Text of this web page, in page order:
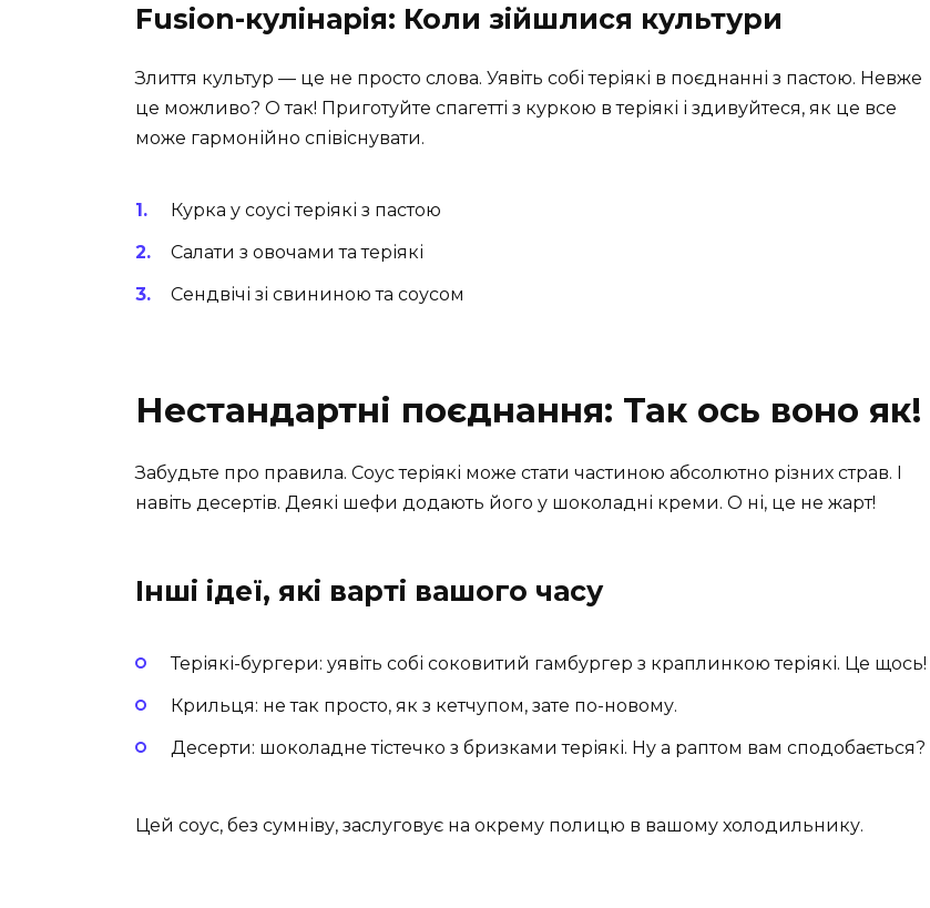
Fusion-кулінарія: Коли зійшлися культури
Злиття культур — це не просто слова. Уявіть собі теріякі в поєднанні з пастою. Невже
це можливо? О так! Приготуйте спагетті з куркою в теріякі і здивуйтеся, як це все
може гармонійно співіснувати.
Курка у соусі теріякі з пастою
Салати з овочами та теріякі
Сендвічі зі свининою та соусом
Нестандартні поєднання: Так ось воно як!
Забудьте про правила. Соус теріякі може стати частиною абсолютно різних страв. І
навіть десертів. Деякі шефи додають його у шоколадні креми. О ні, це не жарт!
Інші ідеї, які варті вашого часу
Теріякі-бургери: уявіть собі соковитий гамбургер з краплинкою теріякі. Це щось!
Крильця: не так просто, як з кетчупом, зате по-новому.
Десерти: шоколадне тістечко з бризками теріякі. Ну а раптом вам сподобається?
Цей соус, без сумніву, заслуговує на окрему полицю в вашому холодильнику.